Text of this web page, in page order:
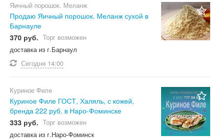
Яичный порошок. Меланж
Продаю Яичный порошок. Меланж сухой в
Барнауле
370 руб. Торг возможен
доставка из г.Барнаул
Сегодня 14:00
Куриное Филе
Куриное Филе ГОСТ, Халяль, с кожей,
бренда 222 руб. в Наро-Фоминске
333 руб. Торг возможен
доставка из г.Наро-Фоминск